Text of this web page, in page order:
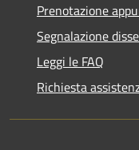
Prenotazione
Segnalazione
Leggi le FAQ
Richiesta